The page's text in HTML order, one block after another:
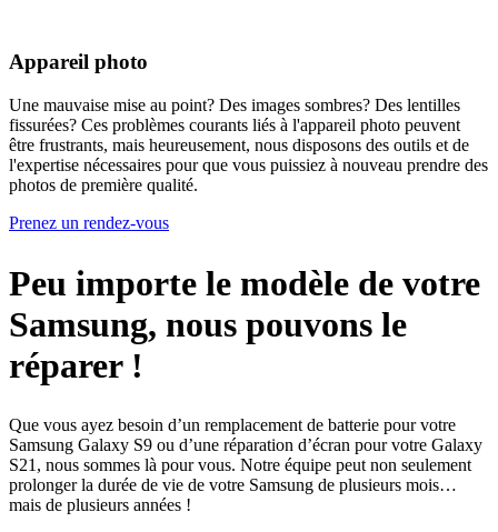
Appareil photo
Une mauvaise mise au point? Des images sombres? Des lentilles
fissurées? Ces problèmes courants liés à l'appareil photo peuvent
être frustrants, mais heureusement, nous disposons des outils et de
l'expertise nécessaires pour que vous puissiez à nouveau prendre des
photos de première qualité.
Prenez un rendez-vous
Peu importe le modèle de votre
Samsung, nous pouvons le
réparer !
Que vous ayez besoin d’un remplacement de batterie pour votre
Samsung Galaxy S9 ou d’une réparation d’écran pour votre Galaxy
S21, nous sommes là pour vous. Notre équipe peut non seulement
prolonger la durée de vie de votre Samsung de plusieurs mois…
mais de plusieurs années !